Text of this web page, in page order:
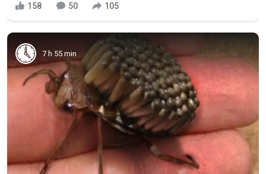
158 50 105
7 h 55 min